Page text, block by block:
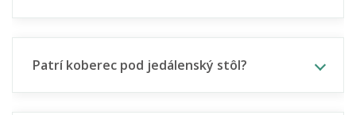
Patrí koberec pod jedálenský stôl?